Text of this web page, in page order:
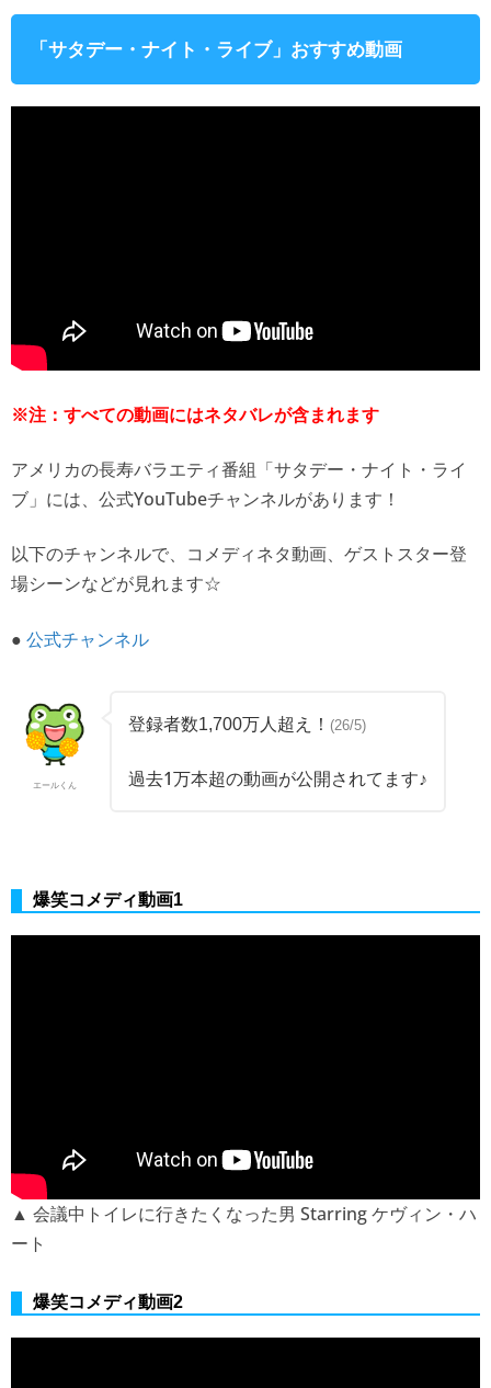
「サタデー・ナイト・ライブ」おすすめ動画
※注：すべての動画にはネタバレが含まれます
アメリカの長寿バラエティ番組「サタデー・ナイト・ライ
ブ」には、公式YouTubeチャンネルがあります！
以下のチャンネルで、コメディネタ動画、ゲストスター登
場シーンなどが見れます☆
● 公式チャンネル
エールくん
登録者数1,700万人超え！ (26/5)
過去1万本超の動画が公開されてます♪
爆笑コメディ動画1
▲ 会議中トイレに行きたくなった男 Starring ケヴィン・ハ
ート
爆笑コメディ動画2